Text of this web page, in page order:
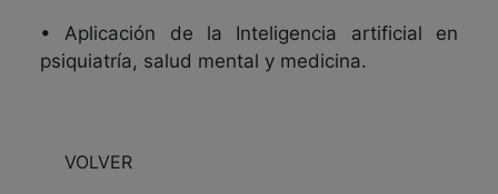
• Aplicación de la Inteligencia artificial en
psiquiatría, salud mental y medicina.
VOLVER